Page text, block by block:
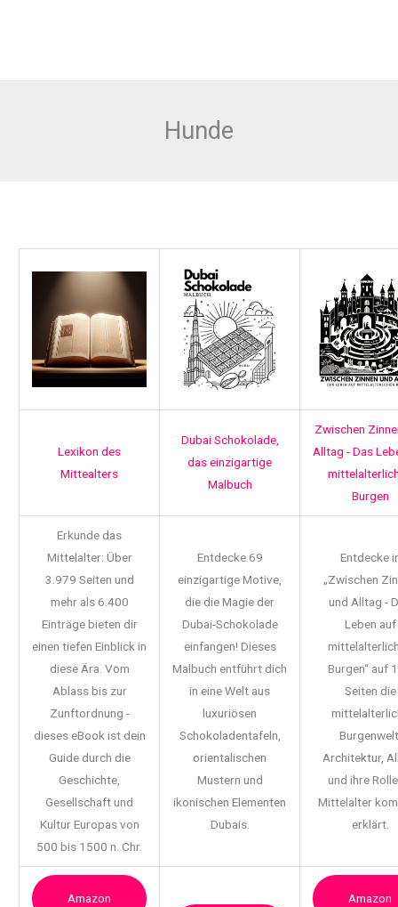
Hunde
Lexikon des
Mittealters
Dubai Schokolade,
das einzigartige
Malbuch
Zwischen
Alltag - Das
Burgen
Erkunde das
Mittelalter: Über
3.979 Seiten und
mehr als 6.400
Einträge bieten dir
einen tiefen Einblick in
diese Ära. Vom
Ablass bis zur
Zunftordnung -
dieses eBook ist dein
Guide durch die
Geschichte,
Gesellschaft und
Kultur Europas von
500 bis 1500 n. Chr.
Entdecke 69
einzigartige Motive,
die die Magie der
Dubai-Schokolade
einfangen! Dieses
Malbuch entführt dich
in eine Welt aus
luxuriösen
Schokoladentafeln,
orientalischen
Mustern und
ikonischen Elementen
Dubais.
Entdecke
„Zwischen
und Alltag -
Leben auf
Burgen“ auf
Seiten die
Architektur,
und ihre
Mittelalter
erklärt.
Amazon Amazon